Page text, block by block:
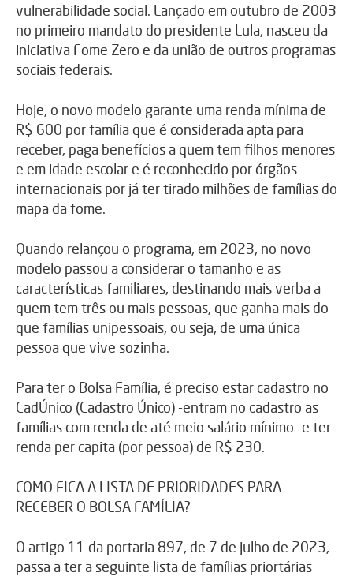
vulnerabilidade social. Lançado em outubro de 2003
no primeiro mandato do presidente Lula, nasceu da
iniciativa Fome Zero e da união de outros programas
sociais federais.
Hoje, o novo modelo garante uma renda mínima de
R$ 600 por família que é considerada apta para
receber, paga benefícios a quem tem filhos menores
e em idade escolar e é reconhecido por órgãos
internacionais por já ter tirado milhões de famílias do
mapa da fome.
Quando relançou o programa, em 2023, no novo
modelo passou a considerar o tamanho e as
características familiares, destinando mais verba a
quem tem três ou mais pessoas, que ganha mais do
que famílias unipessoais, ou seja, de uma única
pessoa que vive sozinha.
Para ter o Bolsa Família, é preciso estar cadastro no
CadÚnico (Cadastro Único) -entram no cadastro as
famílias com renda de até meio salário mínimo- e ter
renda per capita (por pessoa) de R$ 230.
COMO FICA A LISTA DE PRIORIDADES PARA
RECEBER O BOLSA FAMÍLIA?
O artigo 11 da portaria 897, de 7 de julho de 2023,
passa a ter a seguinte lista de famílias priortárias